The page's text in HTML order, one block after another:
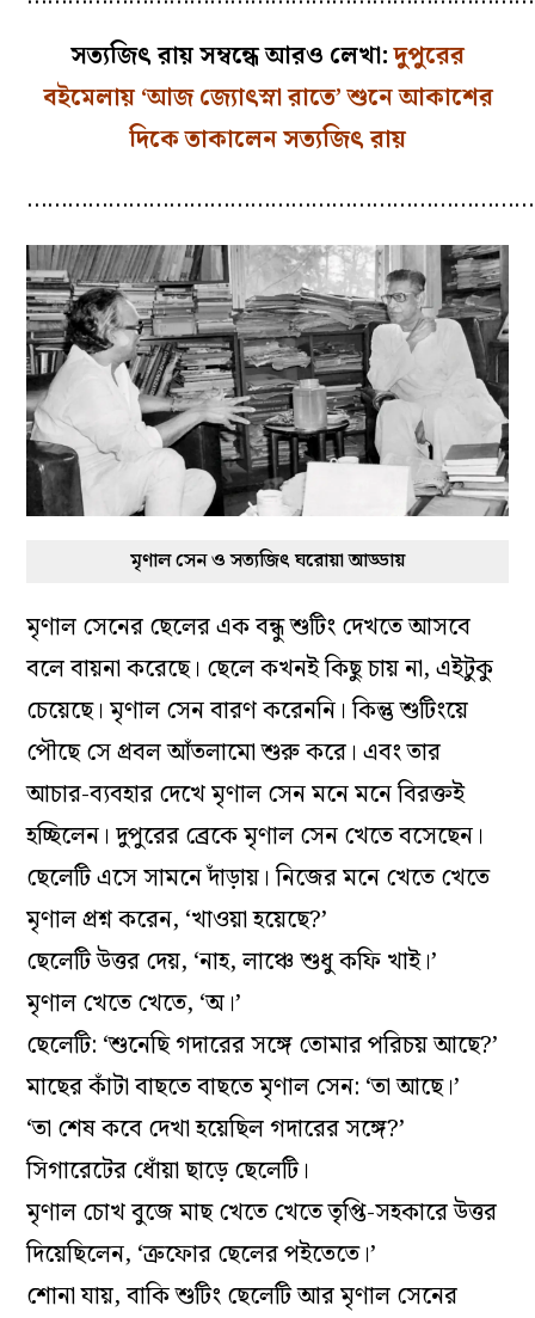
সত্যজিৎ রায় সম্বন্ধে আরও লেখা:দুপুরের
বইমেলায় ‘আজ জ্যোৎস্না রাতে’ শুনে আকাশের
দিকে তাকালেন সত্যজিৎ রায়
মৃণাল সেন ও সত্যজিৎ ঘরোয়া আড্ডায়
মৃণাল সেনের ছেলের এক বন্ধু শুটিং দেখতে আসবে
বলে বায়না করেছে। ছেলে কখনই কিছু চায় না, এইটুকু
চেয়েছে। মৃণাল সেন বারণ করেননি। কিন্তু শুটিংয়ে
পৌছে সে প্রবল আঁতলামো শুরু করে। এবং তার
আচার-ব্যবহার দেখে মৃণাল সেন মনে মনে বিরক্তই
হচ্ছিলেন। দুপুরের ব্রেকে মৃণাল সেন খেতে বসেছেন।
ছেলেটি এসে সামনে দাঁড়ায়। নিজের মনে খেতে খেতে
মৃণাল প্রশ্ন করেন, ‘খাওয়া হয়েছে?’
ছেলেটি উত্তর দেয়, ‘নাহ, লাঞ্চে শুধু কফি খাই।’
মৃণাল খেতে খেতে, ‘অ।’
ছেলেটি: ‘শুনেছি গদারের সঙ্গে তোমার পরিচয় আছে?’
মাছের কাঁটা বাছতে বাছতে মৃণাল সেন: ‘তা আছে।’
‘তা শেষ কবে দেখা হয়েছিল গদারের সঙ্গে?’
সিগারেটের ধোঁয়া ছাড়ে ছেলেটি।
মৃণাল চোখ বুজে মাছ খেতে খেতে তৃপ্তি-সহকারে উত্তর
দিয়েছিলেন, ‘ত্রুফোর ছেলের পইতেতে।’
শোনা যায়, বাকি শুটিং ছেলেটি আর মৃণাল সেনের